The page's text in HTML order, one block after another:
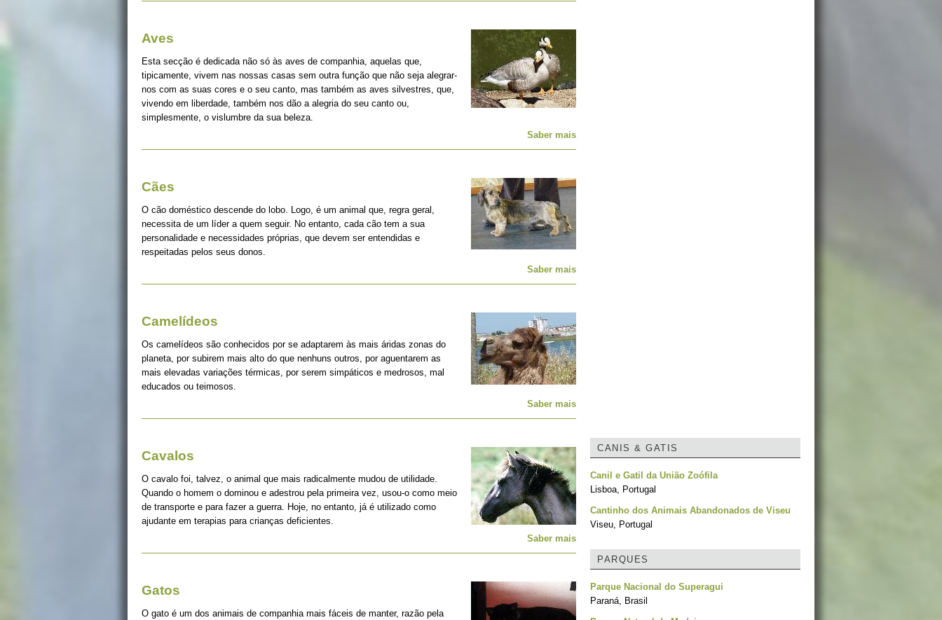
Aves
Esta secção é dedicada não só às aves de companhia, aquelas que,
tipicamente, vivem nas nossas casas sem outra função que não seja alegrar-
nos com as suas cores e o seu canto, mas também as aves silvestres, que,
vivendo em liberdade, também nos dão a alegria do seu canto ou,
simplesmente, o vislumbre da sua beleza.
Saber mais
Cães
O cão doméstico descende do lobo. Logo, é um animal que, regra geral,
necessita de um líder a quem seguir. No entanto, cada cão tem a sua
personalidade e necessidades próprias, que devem ser entendidas e
respeitadas pelos seus donos.
Saber mais
Camelídeos
Os camelídeos são conhecidos por se adaptarem às mais áridas zonas do
planeta, por subirem mais alto do que nenhuns outros, por aguentarem as
mais elevadas variações térmicas, por serem simpáticos e medrosos, mal
educados ou teimosos.
Saber mais
Cavalos
O cavalo foi, talvez, o animal que mais radicalmente mudou de utilidade.
Quando o homem o dominou e adestrou pela primeira vez, usou-o como meio
de transporte e para fazer a guerra. Hoje, no entanto, já é utilizado como
ajudante em terapias para crianças deficientes.
Saber mais
Gatos
O gato é um dos animais de companhia mais fáceis de manter, razão pela
CANIS & GATIS
Canil e Gatil da União Zoófila
Lisboa, Portugal
Cantinho dos Animais Abandonados de Viseu
Viseu, Portugal
PARQUES
Parque Nacional do Superagui
Paraná, Brasil